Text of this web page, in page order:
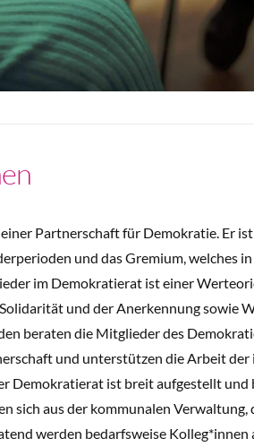
Partnerschaft für Demokratie. Er
und das Gremium, welches
im Demokratierat ist einer
und der Anerkennung sowie
beraten die Mitglieder des
und unterstützen die Arbeit
Demokratierat ist breit aufgestellt
sich aus der kommunalen Verwaltung,
werden bedarfsweise Kolleg*innen